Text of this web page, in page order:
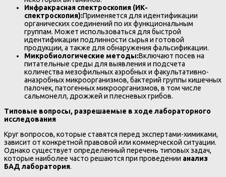
Инфракрасная спектроскопия (ИК-
спектроскопия):Применяется для идентификации
органических соединений по их функциональным
группам. Может использоваться для быстрой
идентификации подлинности сырья и готовой
продукции, а также для обнаружения фальсификации.
Микробиологические методы:Включают посев на
питательные среды для выявления и подсчета
количества мезофильных аэробных и факультативно-
анаэробных микроорганизмов, бактерий группы кишечных
палочек, патогенных микроорганизмов, в том числе
сальмонелл, дрожжей и плесневых грибов.
Типовые вопросы, разрешаемые в ходе лабораторного
исследования
Круг вопросов, которые ставятся перед экспертами-химиками,
зависит от конкретной правовой или коммерческой ситуации.
Однако существует определенный перечень типовых задач,
которые наиболее часто решаются при проведении анализ
БАД лаборатория.